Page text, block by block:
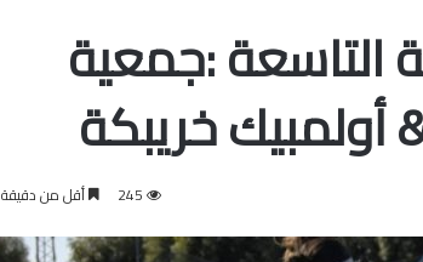
التاسعة :جمعية
أولمبيك خريبكة
245 أقل من دقيقة